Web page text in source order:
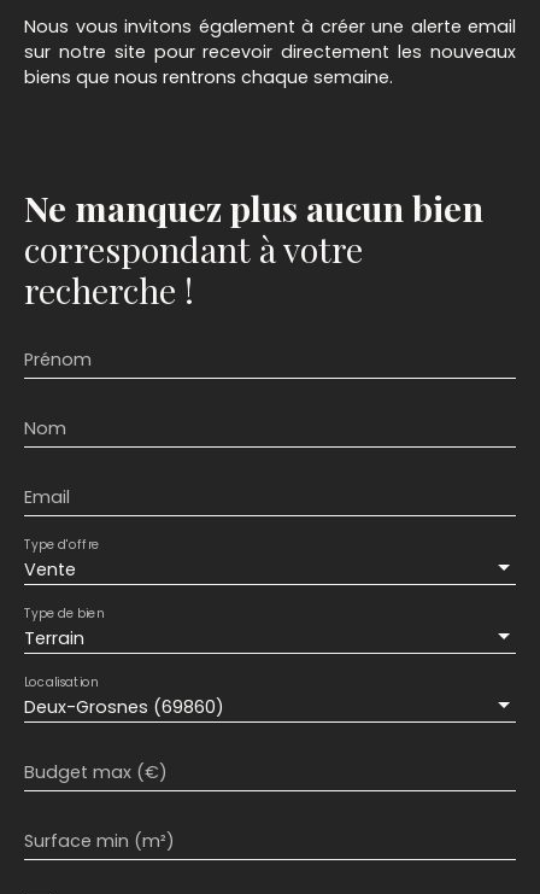
Nous vous invitons également à créer une alerte email
sur notre site pour recevoir directement les nouveaux
biens que nous rentrons chaque semaine.
Ne manquez plus aucun bien
correspondant à votre
recherche !
Prénom
Nom
Email
Vente
Type d'offre
Terrain
Type de bien
Deux-Grosnes (69860)
Localisation
Budget max (€)
Surface min (m²)